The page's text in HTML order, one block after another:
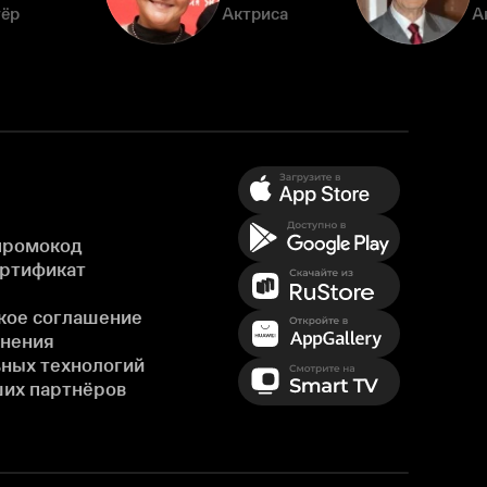
Актриса
соглашение
технологий
партнёров